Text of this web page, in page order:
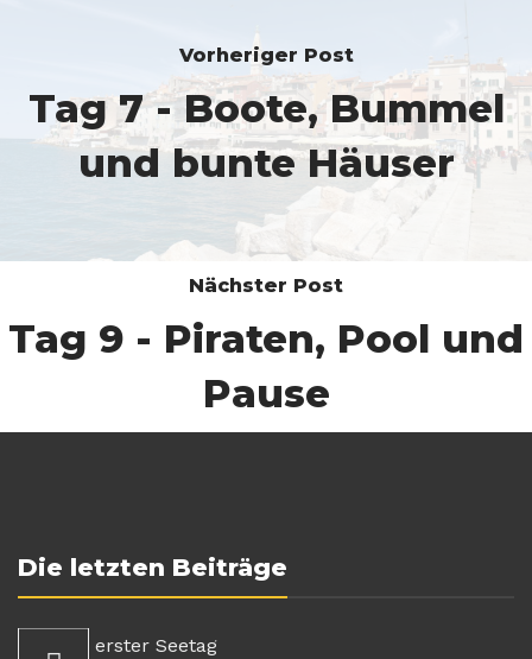
Vorheriger Post
Tag 7 - Boote, Bummel
und bunte Häuser
Nächster Post
Tag 9 - Piraten, Pool und
Pause
Die letzten Beiträge
erster Seetag